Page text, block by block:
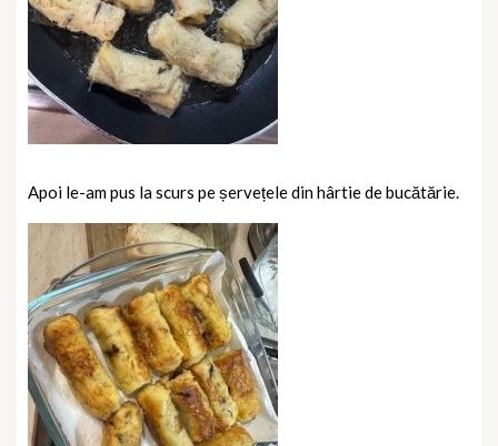
Apoi le-am pus la scurs pe șervețele din hârtie de bucătărie.